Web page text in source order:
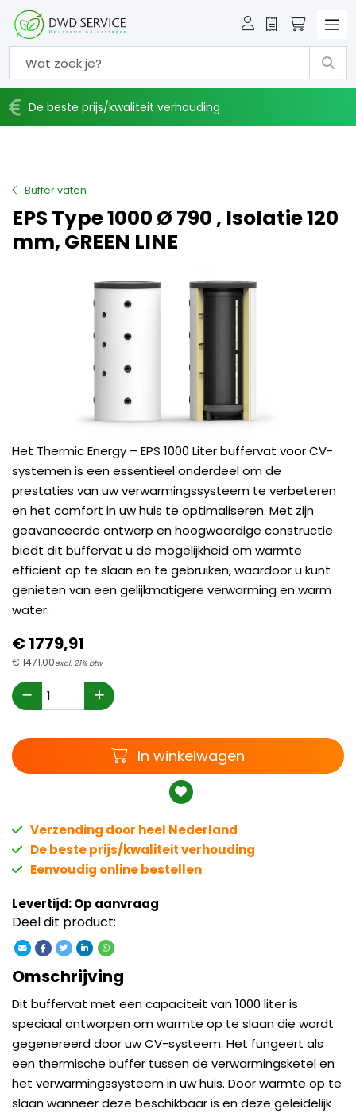
Offerte
De beste prijs/kwaliteit verhouding
Buffer vaten
EPS Type 1000 Ø 790 , Isolatie 120
mm, GREEN LINE
Het Thermic Energy – EPS 1000 Liter buffervat voor CV-
systemen is een essentieel onderdeel om de
prestaties van uw verwarmingssysteem te verbeteren
en het comfort in uw huis te optimaliseren. Met zijn
geavanceerde ontwerp en hoogwaardige constructie
biedt dit buffervat u de mogelijkheid om warmte
efficiënt op te slaan en te gebruiken, waardoor u kunt
genieten van een gelijkmatigere verwarming en warm
water.
€1779,91
€ 1471,00excl. 21% btw
Winkelwagen
In winkelwagen
Verzending door heel Nederland
De beste prijs/kwaliteit verhouding
Eenvoudig online bestellen
Levertijd: Op aanvraag
Deel dit product:
Omschrijving
Dit buffervat met een capaciteit van 1000 liter is
speciaal ontworpen om warmte op te slaan die wordt
gegenereerd door uw CV-systeem. Het fungeert als
een thermische buffer tussen de verwarmingsketel en
het verwarmingssysteem in uw huis. Door warmte op te
slaan wanneer deze beschikbaar is en deze geleidelijk